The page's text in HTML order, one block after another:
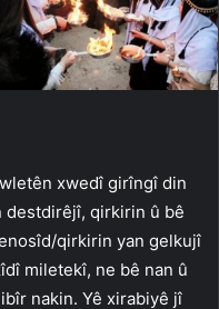
xwedî girîngî din
destdirêjî, qirkirin û bê
qirkirin yan gelkujî
miletekî, ne bê nan û
nakin. Yê xirabiyê jî